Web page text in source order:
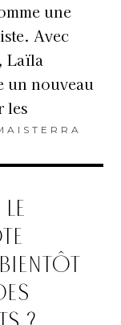
une
Avec
Laïla
un nouveau
les